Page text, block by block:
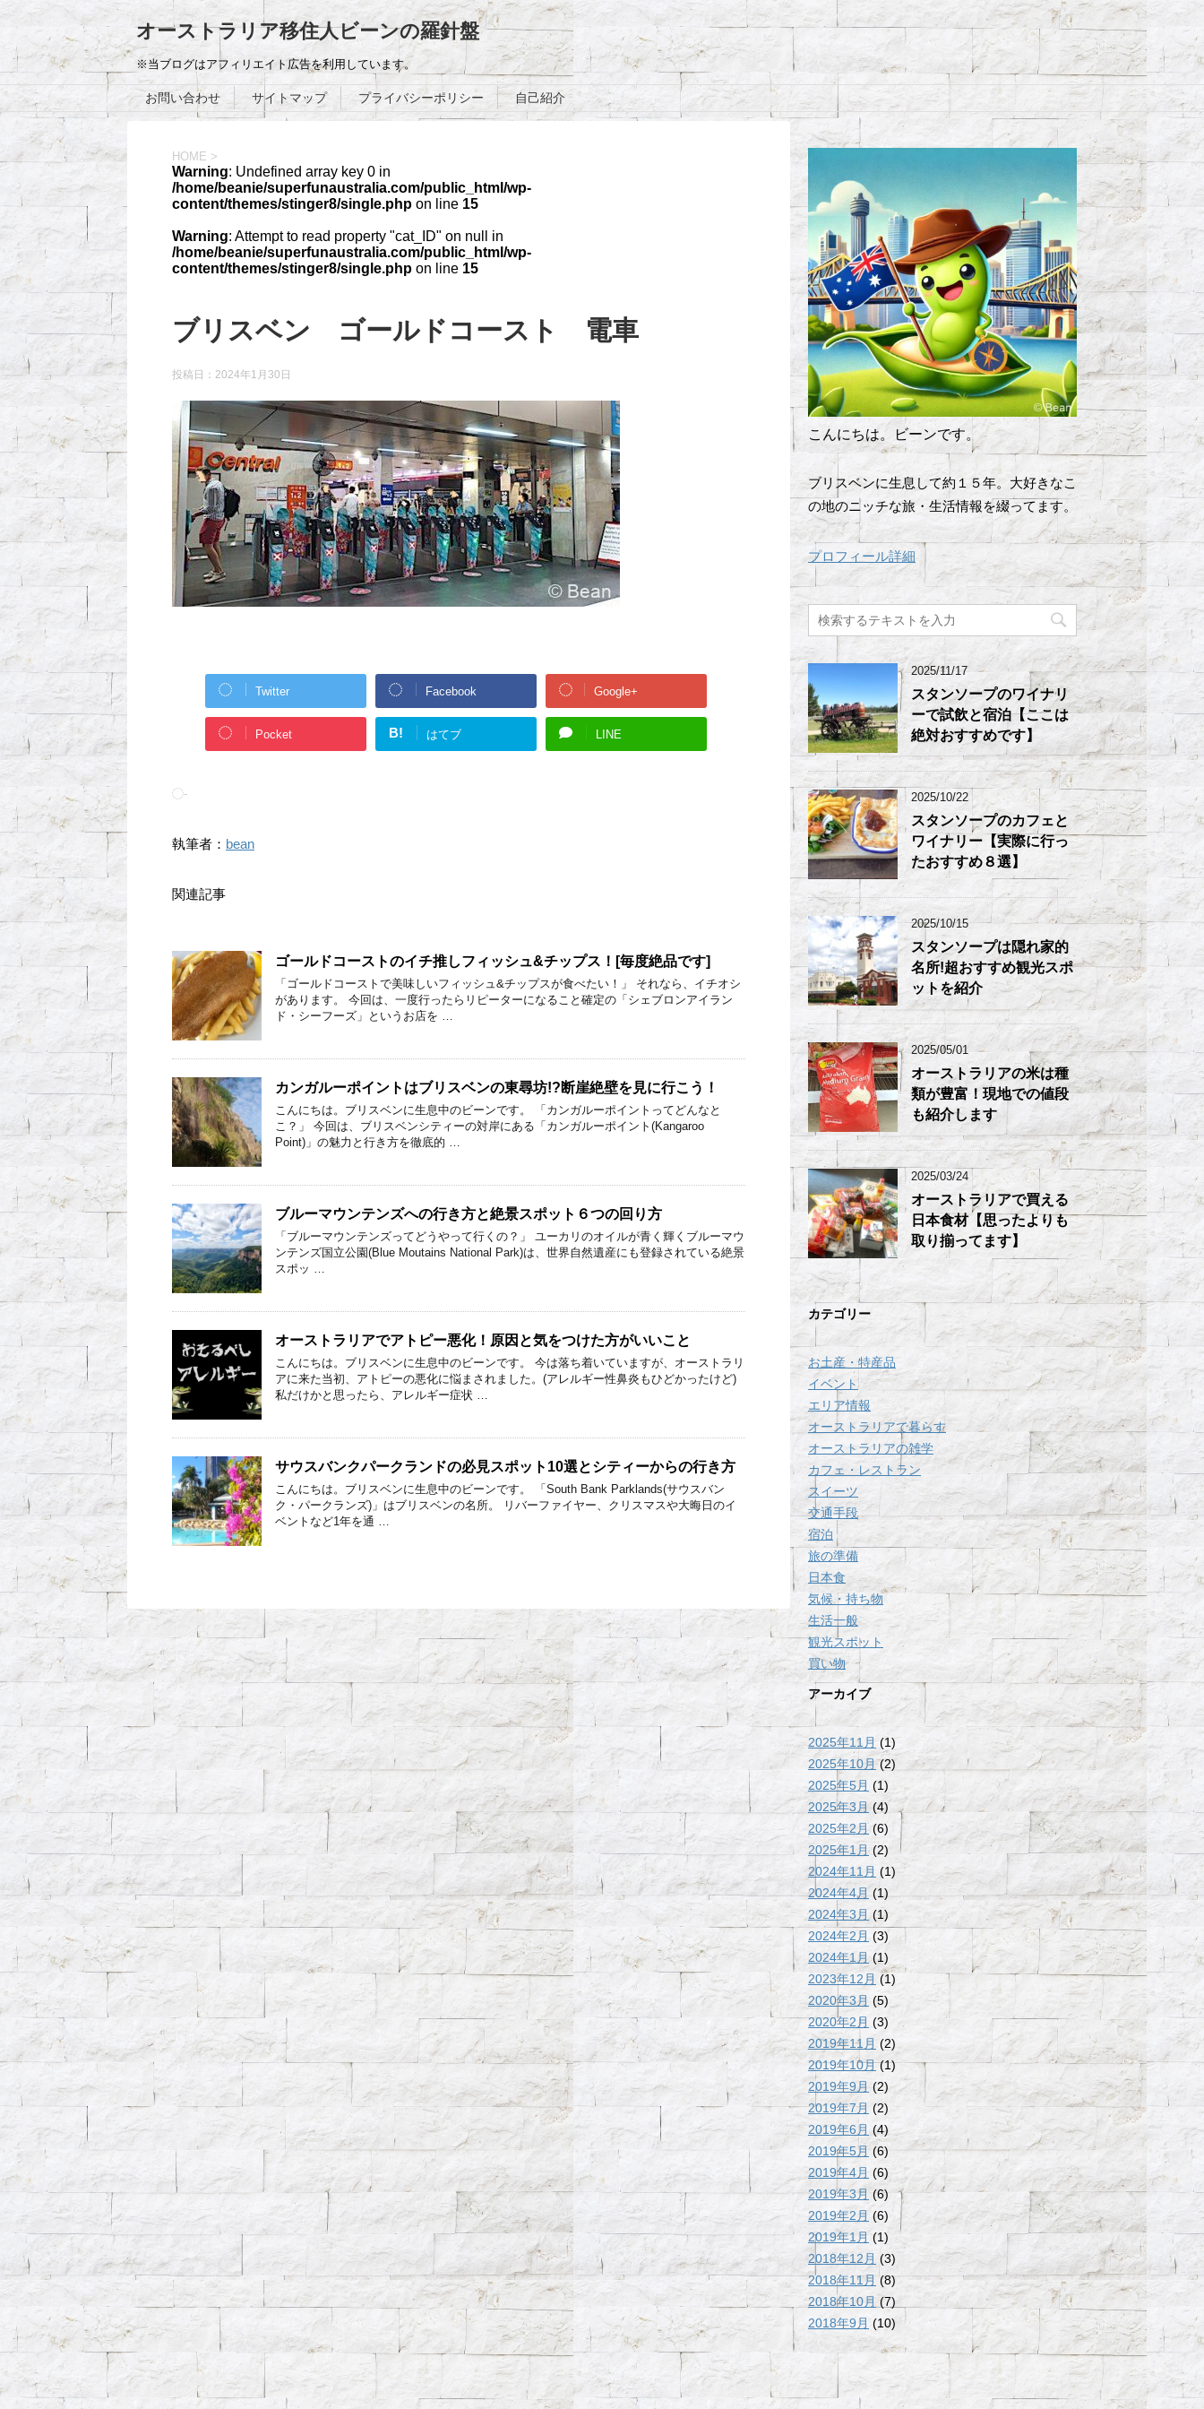
オーストラリア移住人ビーンの羅針盤
※当ブログはアフィリエイト広告を利用しています。
お問い合わせ サイトマップ プライバシーポリシー 自己紹介
HOME >
Warning: Undefined array key 0 in
/home/beanie/superfunaustralia.com/public_html/wp-
content/themes/stinger8/single.php on line 15
Warning: Attempt to read property "cat_ID" on null in
/home/beanie/superfunaustralia.com/public_html/wp-
content/themes/stinger8/single.php on line 15
ブリスベン ゴールドコースト 電車
投稿日： 2024年1月30日
Twitter Facebook Google+
Pocket B! はてブ LINE
-
執筆者： bean
関連記事
ゴールドコーストのイチ推しフィッシュ&チップス！[毎度絶品です]
「ゴールドコーストで美味しいフィッシュ&チップスが食べたい！」 それなら、イチオシ
があります。 今回は、一度行ったらリピーターになること確定の「シェブロンアイラン
ド・シーフーズ」というお店を …
カンガルーポイントはブリスベンの東尋坊!?断崖絶壁を見に行こう！
こんにちは。ブリスベンに生息中のビーンです。 「カンガルーポイントってどんなと
こ？」 今回は、ブリスベンシティーの対岸にある「カンガルーポイント(Kangaroo
Point)」の魅力と行き方を徹底的 …
ブルーマウンテンズへの行き方と絶景スポット６つの回り方
「ブルーマウンテンズってどうやって行くの？」 ユーカリのオイルが青く輝くブルーマウ
ンテンズ国立公園(Blue Moutains National Park)は、世界自然遺産にも登録されている絶景
スポッ …
オーストラリアでアトピー悪化！原因と気をつけた方がいいこと
こんにちは。ブリスベンに生息中のビーンです。 今は落ち着いていますが、オーストラリ
アに来た当初、アトピーの悪化に悩まされました。(アレルギー性鼻炎もひどかったけど)
私だけかと思ったら、アレルギー症状 …
サウスバンクパークランドの必見スポット10選とシティーからの行き方
こんにちは。ブリスベンに生息中のビーンです。 「South Bank Parklands(サウスバン
ク・パークランズ)」はブリスベンの名所。 リバーファイヤー、クリスマスや大晦日のイ
ベントなど1年を通 …
こんにちは。ビーンです。
ブリスベンに生息して約１５年。大好きなこ
の地のニッチな旅・生活情報を綴ってます。
プロフィール詳細
2025/11/17
スタンソープのワイナリ
ーで試飲と宿泊【ここは
絶対おすすめです】
2025/10/22
スタンソープのカフェと
ワイナリー【実際に行っ
たおすすめ８選】
2025/10/15
スタンソープは隠れ家的
名所!超おすすめ観光スポ
ットを紹介
2025/05/01
オーストラリアの米は種
類が豊富！現地での値段
も紹介します
2025/03/24
オーストラリアで買える
日本食材【思ったよりも
取り揃ってます】
カテゴリー
お土産・特産品
イベント
エリア情報
オーストラリアで暮らす
オーストラリアの雑学
カフェ・レストラン
スイーツ
交通手段
宿泊
旅の準備
日本食
気候・持ち物
生活一般
観光スポット
買い物
アーカイブ
2025年11月 (1)
2025年10月(2)
2025年5月 (1)
2025年3月 (4)
2025年2月(6)
2025年1月 (2)
2024年11月 (1)
2024年4月(1)
2024年3月 (1)
2024年2月 (3)
2024年1月(1)
2023年12月 (1)
2020年3月 (5)
2020年2月 (3)
2019年11月 (2)
2019年10月(1)
2019年9月(2)
2019年7月 (2)
2019年6月 (4)
2019年5月(6)
2019年4月 (6)
2019年3月 (6)
2019年2月 (6)
2019年1月 (1)
2018年12月 (3)
2018年11月(8)
2018年10月 (7)
2018年9月 (10)